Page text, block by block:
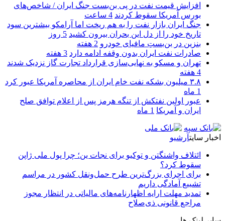
افزایش قیمت نفت در پی بن‌بست جنگ ایران / شاخص‌های
بورس آمریکا سقوط کردند 4 ساعت
جنگ ایران بازار نفت را به هم ریخت اما آرامکو بیشترین سود
تاریخ خود را از دل این بحران بیرون کشید 5 روز
بنزین در بن‌بستِ مافیای خودرو 2 هفته
صادرات نفت ایران بدون وقفه ادامه دارد 3 هفته
تهران و مسکو به نهایی‌سازی قرارداد تجارت گاز نزدیک شدند
4 هفته
۳.۸ میلیون بشکه نفت خام ایران از محاصره آمریکا عبور کرد
1 ماه
عبور اولین نفتکش از تنگه هرمز پس از اعلام توافق صلح
ایران و آمریکا 1 ماه
اخبار سایتآرشیو
ائتلاف واشنگتن و توکیو برای نجات ین؛ چرا پول ملی ژاپن
سقوط کرد؟
برای اجرای بزرگ‌ترین طرح حمل‌ونقل کشور در مراسم
تشییع آمادگی داریم
تمدید مهلت ارایه اظهارنامه‌های مالیاتی در انتظار مجوز
مراجع قانونی ذی‌‏صلاح